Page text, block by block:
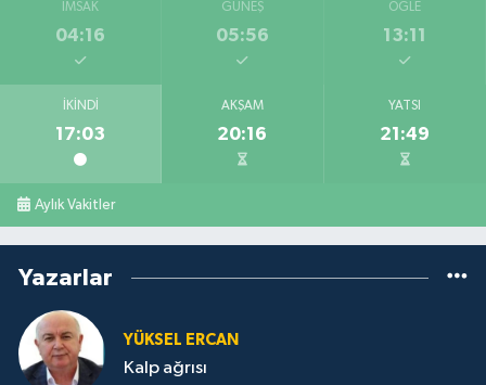
İMSAK
04:16
GÜNEŞ
05:56
ÖĞLE
13:11
İKINDI
17:03
AKŞAM
20:16
YATSI
21:49
Aylık Vakitler
Yazarlar
YÜKSEL ERCAN
Kalp ağrısı